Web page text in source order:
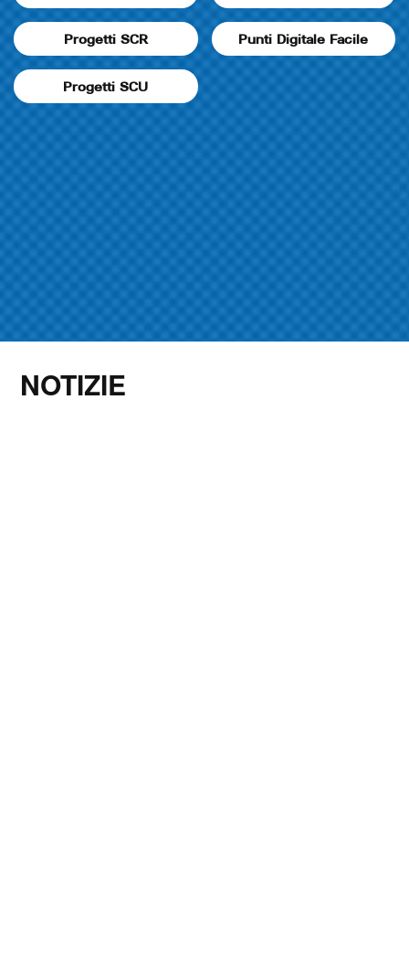
Progetti SCR Punti Digitale Facile
Progetti SCU
NOTIZIE